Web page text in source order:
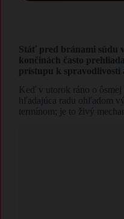
​Stáť pred bránami súdu
končinách často
prístupu k spravodlivosti
​Keď v utorok ráno o
hľadajúca radu ohľadom
termínom; je to živý